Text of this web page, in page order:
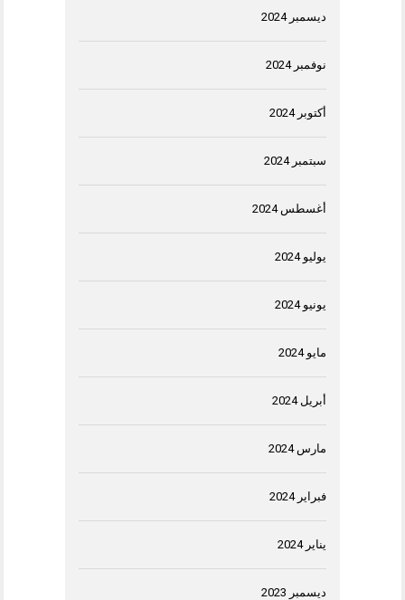
ديسمبر 2024
نوفمبر 2024
أكتوبر 2024
سبتمبر 2024
أغسطس 2024
يوليو 2024
يونيو 2024
مايو 2024
أبريل 2024
مارس 2024
فبراير 2024
يناير 2024
ديسمبر 2023